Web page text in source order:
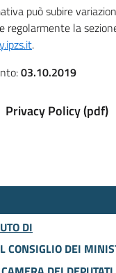
può subire
regolarmente la
.
03.10.2019
Privacy Policy (pdf)
DI
CONSIGLIO DEI